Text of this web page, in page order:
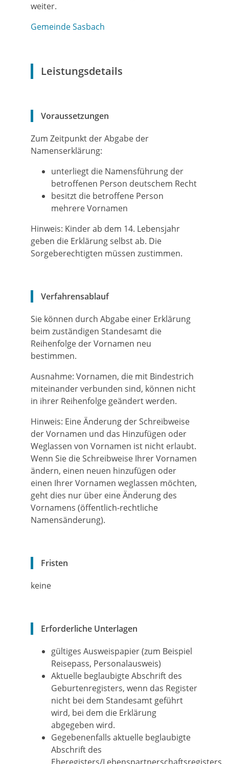
weiter.
Gemeinde Sasbach
Leistungsdetails
Voraussetzungen
Zum Zeitpunkt der Abgabe der
Namenserklärung:
unterliegt die Namensführung der
betroffenen Person deutschem Recht
besitzt die betroffene Person
mehrere Vornamen
Hinweis: Kinder ab dem 14. Lebensjahr
geben die Erklärung selbst ab. Die
Sorgeberechtigten müssen zustimmen.
Verfahrensablauf
Sie können durch Abgabe einer Erklärung
beim zuständigen Standesamt die
Reihenfolge der Vornamen neu
bestimmen.
Ausnahme: Vornamen, die mit Bindestrich
miteinander verbunden sind, können nicht
in ihrer Reihenfolge geändert werden.
Hinweis: Eine Änderung der Schreibweise
der Vornamen und das Hinzufügen oder
Weglassen von Vornamen ist nicht erlaubt.
Wenn Sie die Schreibweise Ihrer Vornamen
ändern, einen neuen hinzufügen oder
einen Ihrer Vornamen weglassen möchten,
geht dies nur über eine Änderung des
Vornamens (öffentlich-rechtliche
Namensänderung).
Fristen
keine
Erforderliche Unterlagen
gültiges Ausweispapier (zum Beispiel
Reisepass, Personalausweis)
Aktuelle beglaubigte Abschrift des
Geburtenregisters, wenn das Register
nicht bei dem Standesamt geführt
wird, bei dem die Erklärung
abgegeben wird.
Gegebenenfalls aktuelle beglaubigte
Abschrift des